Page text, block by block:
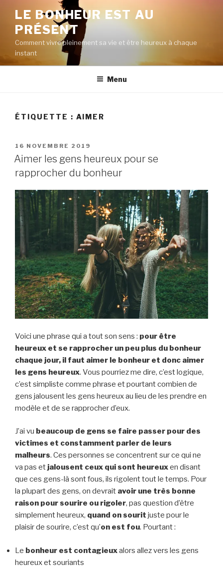
contenu
principal
LE BONHEUR EST AU
PRÉSENT
Comment vivre pleinement sa vie et être heureux à chaque
instant
Menu
ÉTIQUETTE : AIMER
PUBLIÉ
LE
16 NOVEMBRE 2019
Aimer les gens heureux pour se
rapprocher du bonheur
Voici une phrase qui a tout son sens : pour être
heureux et se rapprocher un peu plus du bonheur
chaque jour, il faut aimer le bonheur et donc aimer
les gens heureux. Vous pourriez me dire, c’est logique,
c’est simpliste comme phrase et pourtant combien de
gens jalousent les gens heureux au lieu de les prendre en
modèle et de se rapprocher d’eux.
J’ai vu beaucoup de gens se faire passer pour des
victimes et constamment parler de leurs
malheurs. Ces personnes se concentrent sur ce qui ne
va pas etjalousent ceux qui sont heureuxen disant
que ces gens-là sont fous, ils rigolent tout le temps. Pour
la plupart des gens, on devrait avoir une très bonne
raison pour sourire ou rigoler, pas question d’être
simplement heureux, quand on sourit juste pour le
plaisir de sourire, c’est qu’on est fou. Pourtant :
Le bonheur est contagieuxalors allez vers les gens
heureux et souriants